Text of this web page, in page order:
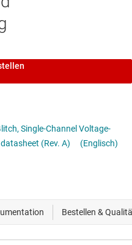
Channel Voltage-
(Rev. A)
(Englisch)